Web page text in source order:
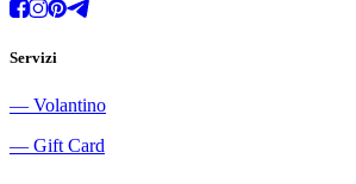
Servizi
― Volantino
― Gift Card